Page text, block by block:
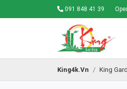
091 848 41 39
King4k.vn King